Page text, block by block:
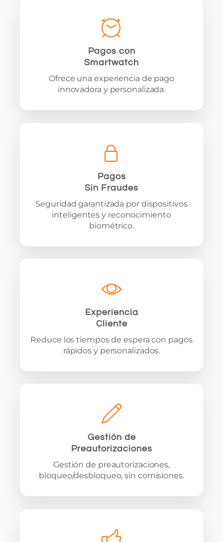
Pagos con
Smartwatch
Ofrece una experiencia de pago
innovadora y personalizada.
Pagos
Sin Fraudes
Seguridad garantizada por dispositivos
inteligentes y reconocimiento
biométrico.
Experiencia
Cliente
Reduce los tiempos de espera con pagos
rápidos y personalizados.
Gestión de
Preautorizaciones
Gestión de preautorizaciones,
bloqueo/desbloqueo, sin comisiones.